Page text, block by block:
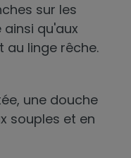
sur les
qu'aux
au linge rêche.
une douche
souples et en